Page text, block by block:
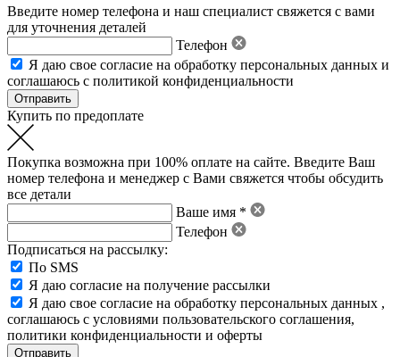
Введите номер телефона и наш специалист свяжется с вами
для уточнения деталей
Телефон
Я даю свое согласие на обработку персональных данных и
соглашаюсь с политикой конфиденциальности
Купить по предоплате
Покупка возможна при 100% оплате на сайте. Введите Ваш
номер телефона и менеджер с Вами свяжется чтобы обсудить
все детали
Ваше имя *
Телефон
Подписаться на рассылку:
По SMS
Я даю согласие на получение рассылки
Я даю свое согласие на обработку персональных данных ,
соглашаюсь с условиями пользовательского соглашения,
политики конфиденциальности и оферты